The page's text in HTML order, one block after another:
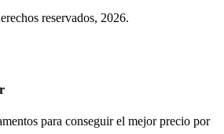
reservados, 2026.
para conseguir el mejor precio por